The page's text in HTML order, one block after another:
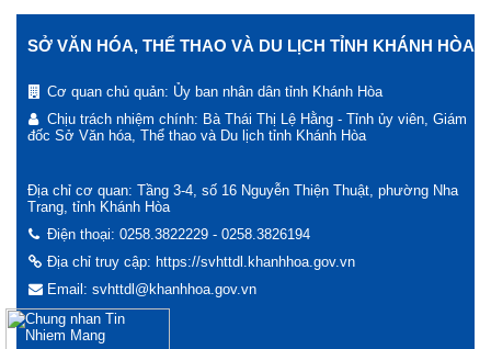
SỞ VĂN HÓA, THỂ THAO VÀ DU LỊCH TỈNH KHÁNH HÒA
Cơ quan chủ quản: Ủy ban nhân dân tỉnh Khánh Hòa
Chịu trách nhiệm chính: Bà Thái Thị Lệ Hằng - Tỉnh ủy viên, Giám
đốc Sở Văn hóa, Thể thao và Du lịch tỉnh Khánh Hòa
Địa chỉ cơ quan: Tầng 3-4, số 16 Nguyễn Thiện Thuật, phường Nha
Trang, tỉnh Khánh Hòa
Điện thoại: 0258.3822229 - 0258.3826194
Địa chỉ truy cập: https://svhttdl.khanhhoa.gov.vn
Email: svhttdl@khanhhoa.gov.vn